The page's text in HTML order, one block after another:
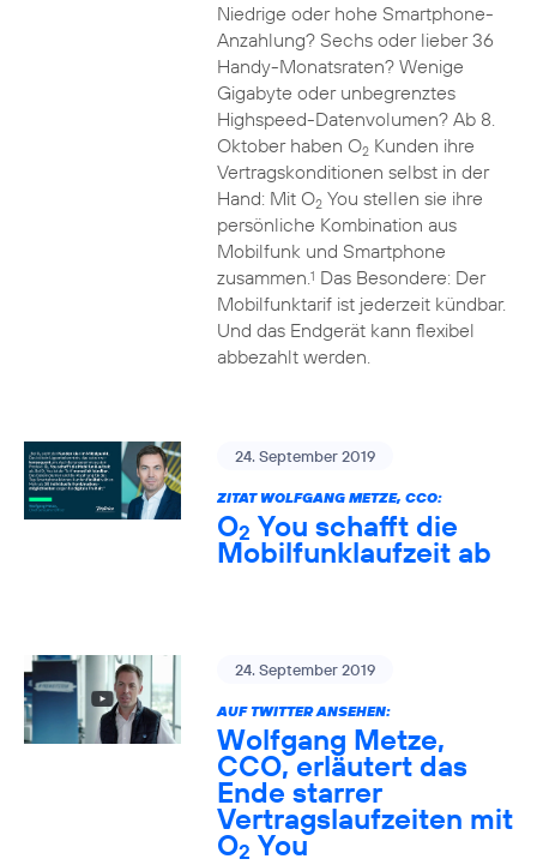
Niedrige oder hohe Smartphone-
Anzahlung? Sechs oder lieber 36
Handy-Monatsraten? Wenige
Gigabyte oder unbegrenztes
Highspeed-Datenvolumen? Ab 8.
Oktober haben O2Kunden ihre
Vertragskonditionen selbst in der
Hand: Mit O2You stellen sie ihre
persönliche Kombination aus
Mobilfunk und Smartphone
zusammen.1 Das Besondere: Der
Mobilfunktarif ist jederzeit kündbar.
Und das Endgerät kann flexibel
abbezahlt werden.
24. September 2019
ZITAT WOLFGANG METZE, CCO:
O2 You schafft die
Mobilfunklaufzeit ab
24. September 2019
AUF TWITTER ANSEHEN:
Wolfgang Metze,
CCO, erläutert das
Ende starrer
Vertragslaufzeiten mit
O2 You